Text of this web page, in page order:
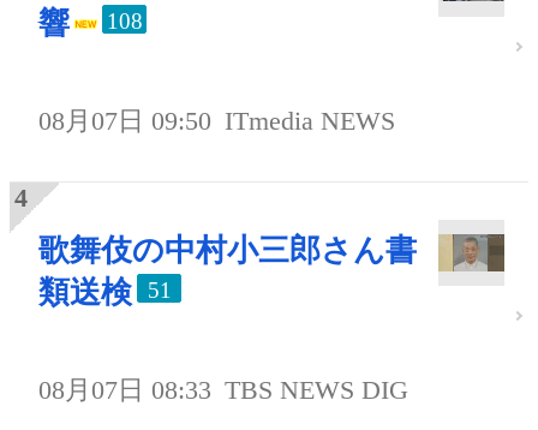
響
108
08月07日 09:50 ITmedia NEWS
歌舞伎の中村小三郎さん書
類送検
51
08月07日 08:33 TBS NEWS DIG